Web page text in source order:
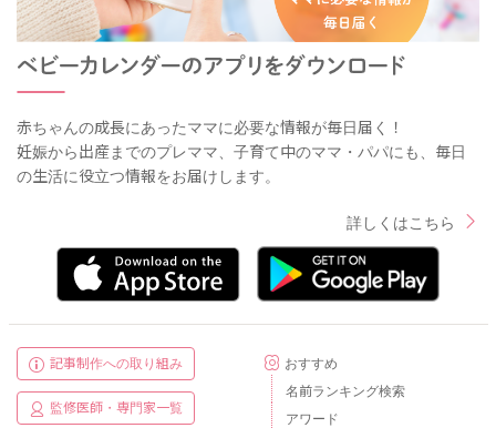
赤ちゃんの成長にあったママに必要な情報が毎日届く！
妊娠から出産までのプレママ、子育て中のママ・パパにも、毎日
の生活に役立つ情報をお届けします。
詳しくはこちら
記事制作への取り組み
監修医師・専門家一覧
おすすめ
名前ランキング検索
アワード